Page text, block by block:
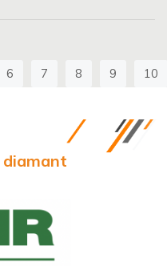
6 7 8 9 10
diamant